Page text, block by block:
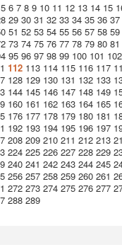
5 6 7 8 9 10 11 12 13 14 15
29 30 31 32 33 34 35 36 37
51 52 53 54 55 56 57 58 59
73 74 75 76 77 78 79 80 81
95 96 97 98 99 100 101 102
112 113 114 115 116 117
128 129 130 131 132 133
144 145 146 147 148 149
160 161 162 163 164 165
176 177 178 179 180 181
192 193 194 195 196 197
208 209 210 211 212 213
224 225 226 227 228 229
240 241 242 243 244 245
256 257 258 259 260 261
272 273 274 275 276 277
288 289